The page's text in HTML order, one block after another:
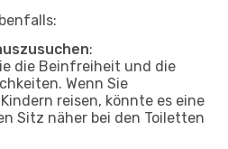
:
die Beinfreiheit und die
Wenn Sie
reisen, könnte es eine
Sitz näher bei den Toiletten